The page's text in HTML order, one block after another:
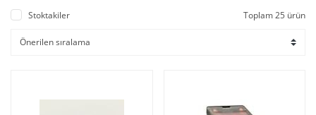
Stoktakiler Toplam 25 ürün